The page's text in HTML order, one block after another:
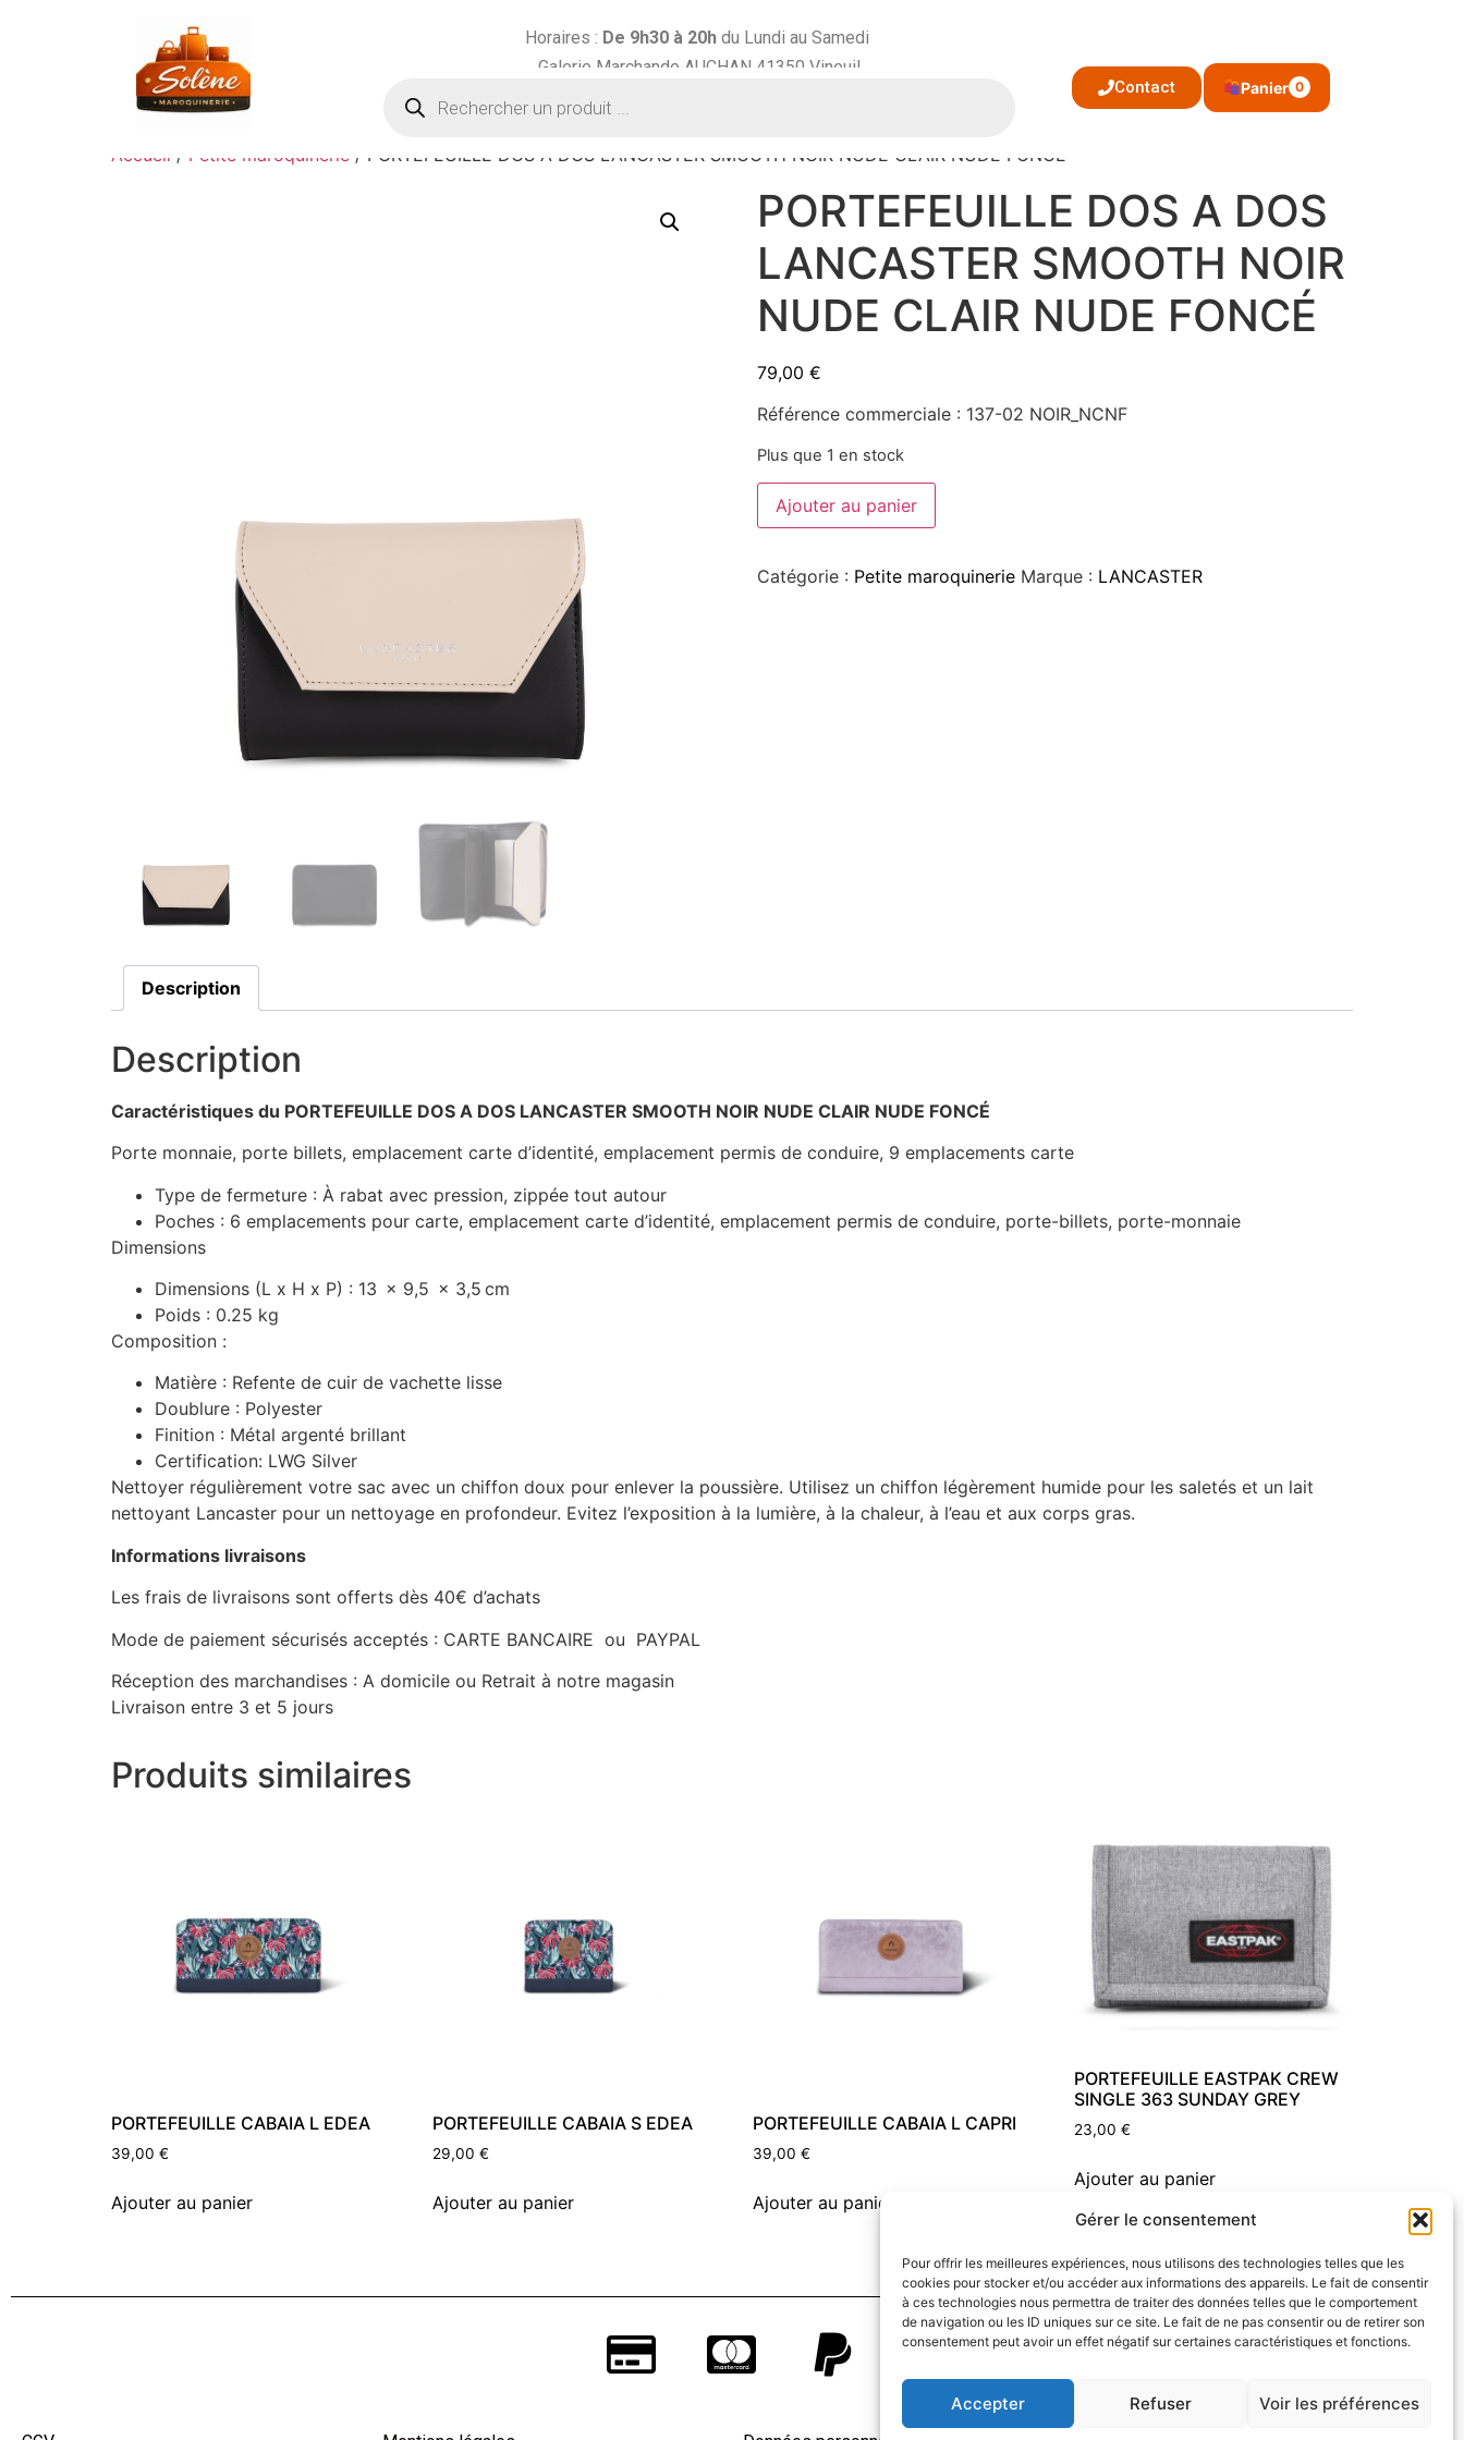
Gérer le consentement
Pour offrir les meilleures expériences, nous utilisons des technologies telles que les
cookies pour stocker et/ou accéder aux informations des appareils. Le fait de consentir
à ces technologies nous permettra de traiter des données telles que le comportement
de navigation ou les ID uniques sur ce site. Le fait de ne pas consentir ou de retirer son
consentement peut avoir un effet négatif sur certaines caractéristiques et fonctions.
Accepter Refuser Voir les préférences
Horaires : De 9h30 à 20hdu Lundi au Samedi
Galerie Marchande AUCHAN 41350 Vineuil
Contact Panier 0
Accueil / Petite maroquinerie / PORTEFEUILLE DOS A DOS LANCASTER SMOOTH NOIR NUDE CLAIR NUDE FONCÉ
PORTEFEUILLE DOS A DOS
LANCASTER SMOOTH NOIR
NUDE CLAIR NUDE FONCÉ
79,00 €
Référence commerciale : 137-02 NOIR_NCNF
Plus que 1 en stock
Ajouter au panier
Catégorie : Petite maroquinerie Marque : LANCASTER
Description
Description
Caractéristiques du PORTEFEUILLE DOS A DOS LANCASTER SMOOTH NOIR NUDE CLAIR NUDE FONCÉ
Porte monnaie, porte billets, emplacement carte d’identité, emplacement permis de conduire, 9 emplacements carte
Type de fermeture : À rabat avec pression, zippée tout autour
Poches : 6 emplacements pour carte, emplacement carte d’identité, emplacement permis de conduire, porte-billets, porte-monnaie
Dimensions
Dimensions (L x H x P) : 13 x 9,5 x 3,5 cm
Poids : 0.25 kg
Composition :
Matière : Refente de cuir de vachette lisse
Doublure : Polyester
Finition : Métal argenté brillant
Certification: LWG Silver
Nettoyer régulièrement votre sac avec un chiffon doux pour enlever la poussière. Utilisez un chiffon légèrement humide pour les saletés et un lait
nettoyant Lancaster pour un nettoyage en profondeur. Evitez l’exposition à la lumière, à la chaleur, à l’eau et aux corps gras.
Informations livraisons
Les frais de livraisons sont offerts dès 40€ d’achats
Mode de paiement sécurisés acceptés : CARTE BANCAIRE ou PAYPAL
Réception des marchandises : A domicile ou Retrait à notre magasin
Livraison entre 3 et 5 jours
Produits similaires
PORTEFEUILLE CABAIA L EDEA
39,00 €
Ajouter au panier
PORTEFEUILLE CABAIA S EDEA
29,00 €
Ajouter au panier
PORTEFEUILLE CABAIA L CAPRI
39,00€
Ajouter au panier
PORTEFEUILLE EASTPAK CREW
SINGLE 363 SUNDAY GREY
23,00€
Ajouter au panier